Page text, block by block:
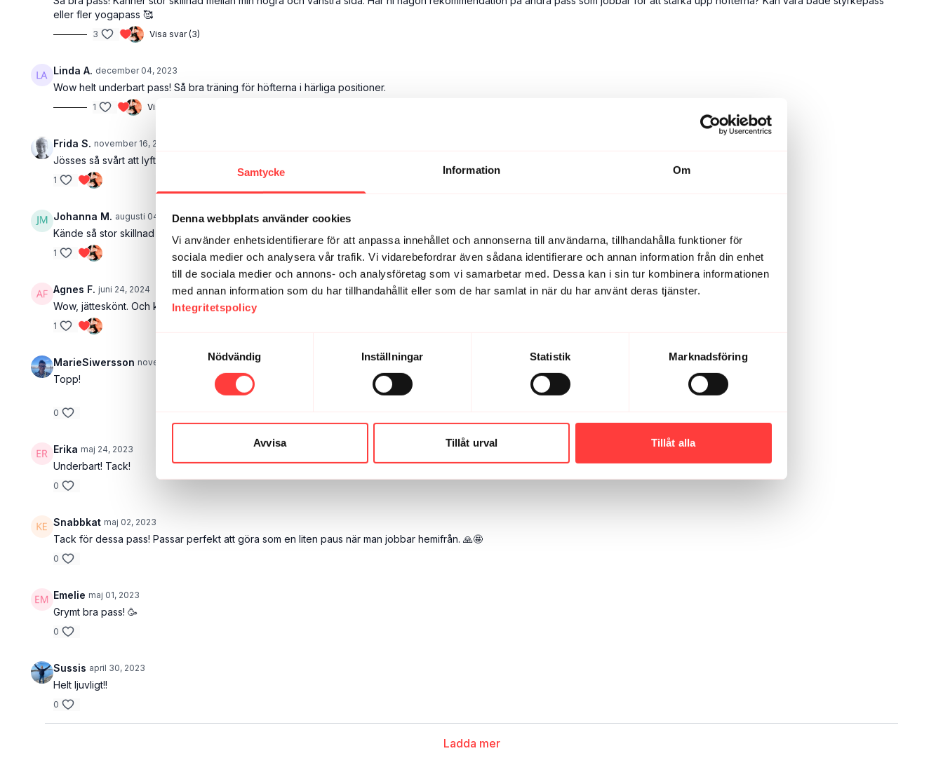
Samtycke Information Om
Denna webbplats använder cookies
Vi använder enhetsidentifierare för att anpassa innehållet och annonserna till användarna, tillhandahålla funktioner för
sociala medier och analysera vår trafik. Vi vidarebefordrar även sådana identifierare och annan information från din enhet
till de sociala medier och annons- och analysföretag som vi samarbetar med. Dessa kan i sin tur kombinera informationen
med annan information som du har tillhandahållit eller som de har samlat in när du har använt deras tjänster.
Integritetspolicy
Nödvändig
Inställningar Statistik Marknadsföring
Avvisa Tillåt urval Tillåt alla
eller fler yogapass 🥰
3 Visa svar (3)
Linda A. december 04, 2023
Wow helt underbart pass! Så bra träning för höfterna i härliga positioner.
1 Visa svar (1)
Frida S. november 16, 2025
Jösses så svårt att lyfta foten! Det här passet behöver jag tydligen köra fler gånger. Spännande, spännande!
1
Johanna M. augusti 04, 2024
Kände så stor skillnad och lättnad i den höften jag har ont i. Tack!
1
Agnes F. juni 24, 2024
Wow, jätteskönt. Och kul med helt nya rörelser jag aldrig gjort förut.
1
MarieSiwersson november 07, 2023
Topp!
0
Erika maj 24, 2023
Underbart! Tack!
0
Snabbkat maj 02, 2023
Tack för dessa pass! Passar perfekt att göra som en liten paus när man jobbar hemifrån. 🙏🤩
0
Emelie maj 01, 2023
Grymt bra pass! 🥳
0
Sussis april 30, 2023
Helt ljuvligt!!
0
Ladda mer